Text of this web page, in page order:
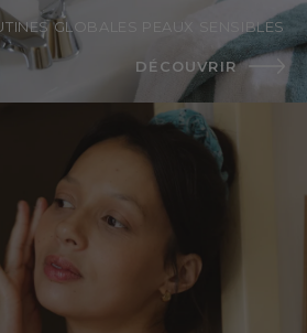
GLOBALES PEAUX SENSIBLES
DÉCOUVRIR